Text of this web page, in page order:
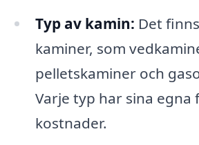
Typ av kamin: Det
kaminer, som
pelletskaminer och
Varje typ har sina egna
kostnader.